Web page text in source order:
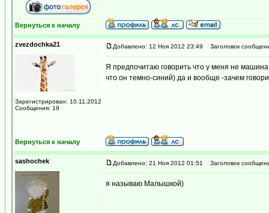
Вернуться к началу
zvezdochka21
Зарегистрирован: 10.11.2012
Сообщения: 19
Добавлено: 12 Ноя 2012 23:49 Заголовок
Я предпочитаю говорить что у меня не
что он темно-синий) да и вообще -зачем
Вернуться к началу
sashochek Добавлено: 21 Ноя 2012 01:51 Заголовок
я называю Малышкой)